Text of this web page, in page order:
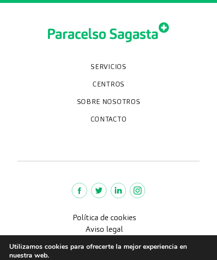
SERVICIOS
Especialidades
Diagnóstico por la imagen
Chequeos y revisiones médicas
CENTROS
Policlínica Sagasta
Paracelso Diagnóstico Médico
SOBRE NOSOTROS
Quiénes somos
Trabaja con nosotros
Noticias
Preguntas frecuentes
CONTACTO
Política de cookies
Aviso legal
Política de calidad
Utilizamos cookies para ofrecerte la mejor experiencia en
nuestra web.